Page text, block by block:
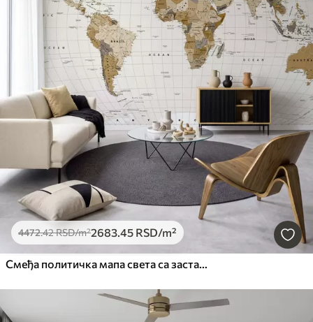
4472.42RSD/m²2683.45 RSD/m²
Смеђа политичка мапа света са заставама на енглеском језику